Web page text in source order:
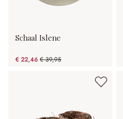
Schaal Islene
€ 22,46 € 39,95
(43.78% gespart)